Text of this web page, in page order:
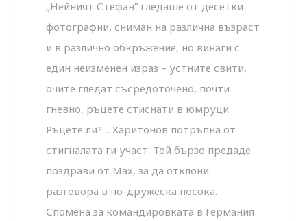
„Нейният Стефан” гледаше от десетки
фотографии, сниман на различна възраст
и в различно обкръжение, но винаги с
един неизменен израз – устните свити,
очите гледат съсредоточено, почти
гневно, ръцете стиснати в юмруци.
Ръцете ли?… Харитонов потръпна от
стигналата ги участ. Той бързо предаде
поздрави от Мах, за да отклони
разговора в по-дружеска посока.
Спомена за командировката в Германия